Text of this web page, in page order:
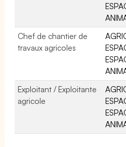
Chef de chantier de
travaux agricoles
Exploitant / Exploitante
agricole